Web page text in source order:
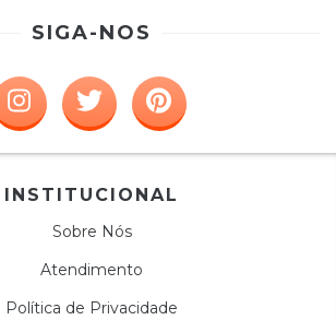
SIGA-NOS
INSTITUCIONAL
Sobre Nós
Atendimento
Política de Privacidade